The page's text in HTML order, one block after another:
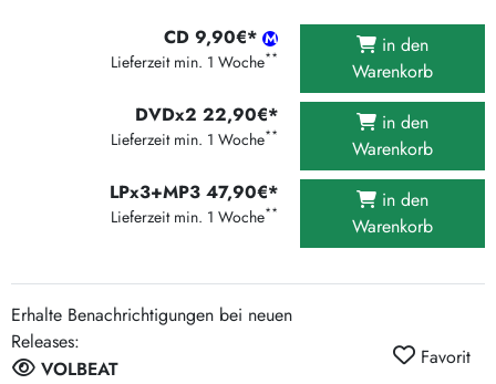
CD 9,90€*
Lieferzeit min. 1 Woche**
in den
Warenkorb
DVDx2 22,90€*
Lieferzeit min. 1 Woche**
in den
Warenkorb
LPx3+MP3 47,90€*
Lieferzeit min. 1 Woche**
in den
Warenkorb
Erhalte Benachrichtigungen bei neuen
Releases:
VOLBEAT
Favorit